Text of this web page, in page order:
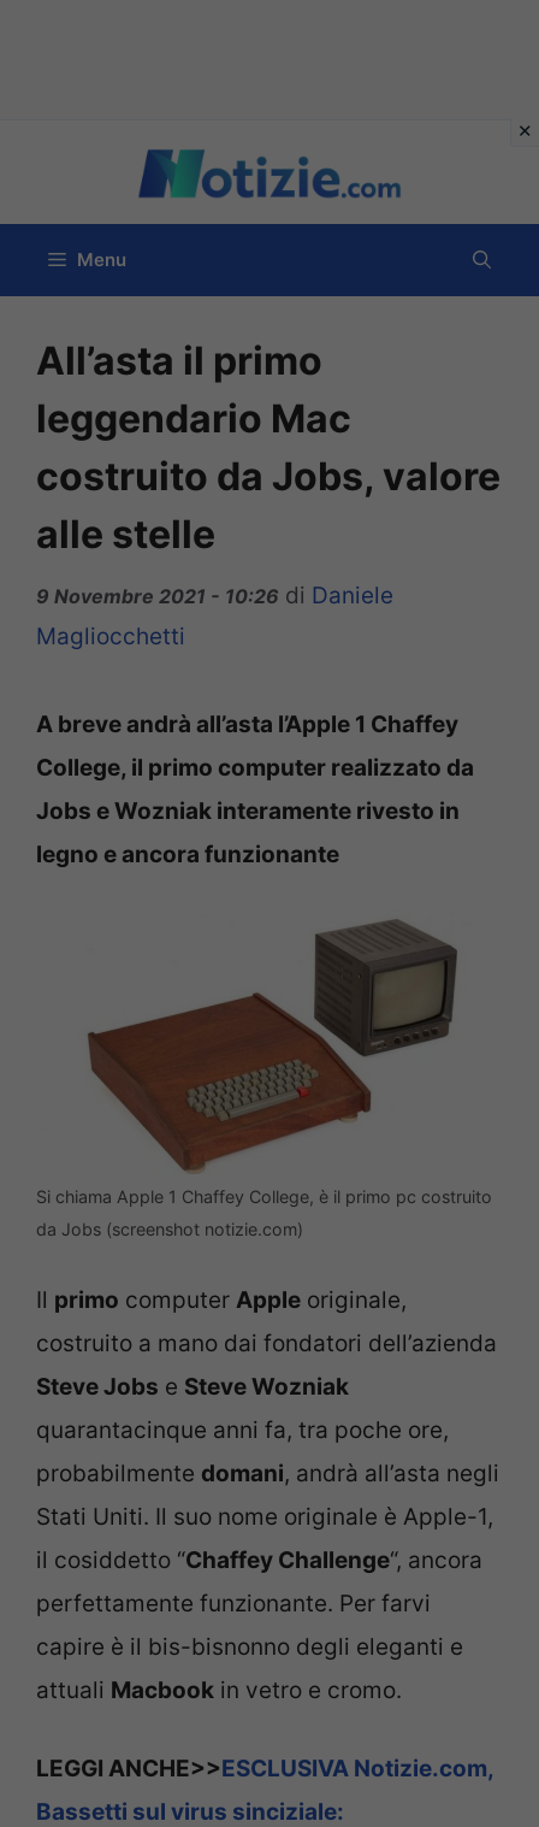
contenuto
Menu
All’asta il primo
leggendario Mac
costruito da Jobs, valore
alle stelle
9 Novembre 2021 - 10:26 di Daniele
Magliocchetti
A breve andrà all’asta l’Apple 1 Chaffey
College, il primo computer realizzato da
Jobs e Wozniak interamente rivesto in
legno e ancora funzionante
Si chiama Apple 1 Chaffey College, è il primo pc costruito
da Jobs (screenshot notizie.com)
Il primo computer Apple originale,
costruito a mano dai fondatori dell’azienda
Steve Jobs e Steve Wozniak
quarantacinque anni fa, tra poche ore,
probabilmente domani, andrà all’asta negli
Stati Uniti. Il suo nome originale è Apple-1,
il cosiddetto “Chaffey Challenge“, ancora
perfettamente funzionante. Per farvi
capire è il bis-bisnonno degli eleganti e
attuali Macbook in vetro e cromo.
LEGGI ANCHE>>ESCLUSIVA Notizie.com,
Bassetti sul virus sinciziale: